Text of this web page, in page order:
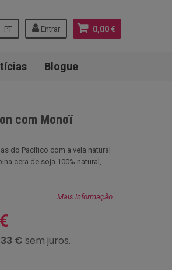
0,00 €
Entrar
PT
Blogue
com Monoï
do Pacífico com a vela natural
cera de soja 100% natural,
Mais informação